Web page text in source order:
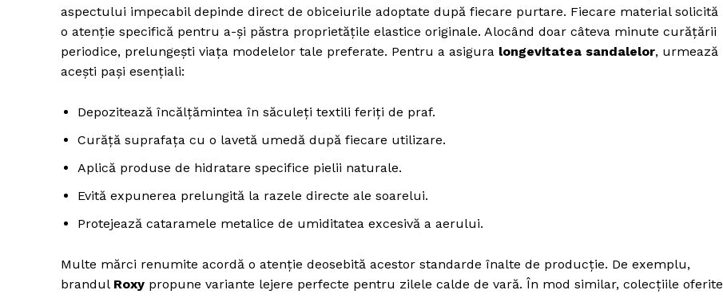
aspectului impecabil depinde direct de obiceiurile adoptate după fiecare purtare. Fiecare material solicită
o atenție specifică pentru a-și păstra proprietățile elastice originale. Alocând doar câteva minute curățării
periodice, prelungești viața modelelor tale preferate. Pentru a asigura longevitatea sandalelor, urmează
acești pași esențiali:
Depozitează încălțămintea în săculeți textili feriți de praf.
Curăță suprafața cu o lavetă umedă după fiecare utilizare.
Aplică produse de hidratare specifice pielii naturale.
Evită expunerea prelungită la razele directe ale soarelui.
Protejează cataramele metalice de umiditatea excesivă a aerului.
Multe mărci renumite acordă o atenție deosebită acestor standarde înalte de producție. De exemplu,
brandul Roxy propune variante lejere perfecte pentru zilele calde de vară. În mod similar, colecțiile oferite